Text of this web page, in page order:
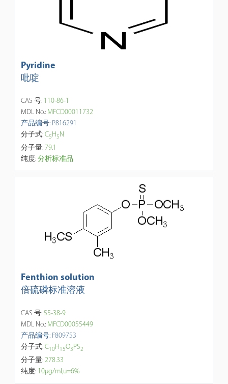
Pyridine
吡啶
CAS 号: 110-86-1
MDL No.: MFCD00011732
产品编号: P816291
分子式:C5H5N
分子量: 79.1
纯度:分析标准品
Fenthion solution
倍硫磷标准溶液
CAS 号:55-38-9
MDL No.: MFCD00055449
产品编号: F809753
分子式:C10H 15O3PS2
分子量:278.33
纯度: 10μg/ml,u=6%